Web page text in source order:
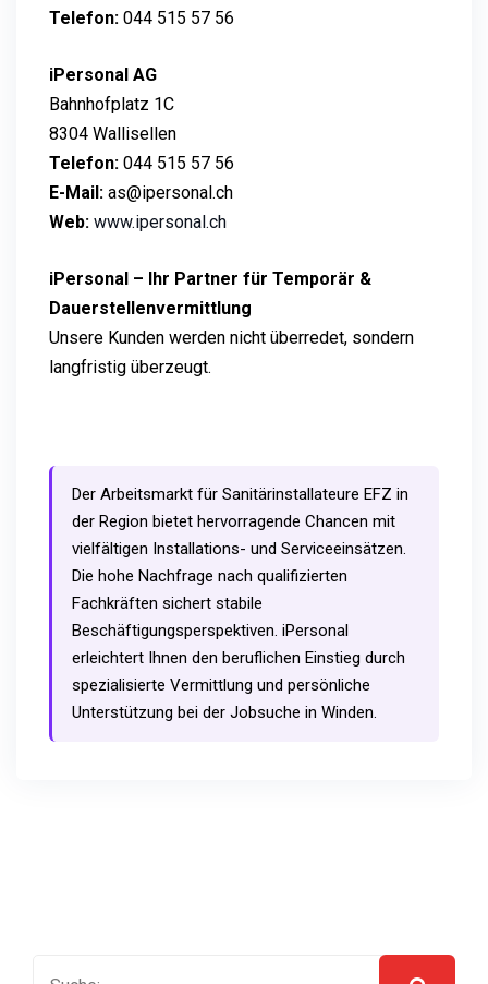
Telefon: 044 515 57 56
iPersonal AG
Bahnhofplatz 1C
8304 Wallisellen
Telefon: 044 515 57 56
E-Mail: as@ipersonal.ch
Web: www.ipersonal.ch
iPersonal – Ihr Partner für Temporär &
Dauerstellenvermittlung
Unsere Kunden werden nicht überredet, sondern
langfristig überzeugt.
Der Arbeitsmarkt für Sanitärinstallateure EFZ in
der Region bietet hervorragende Chancen mit
vielfältigen Installations- und Serviceeinsätzen.
Die hohe Nachfrage nach qualifizierten
Fachkräften sichert stabile
Beschäftigungsperspektiven. iPersonal
erleichtert Ihnen den beruflichen Einstieg durch
spezialisierte Vermittlung und persönliche
Unterstützung bei der Jobsuche in Winden.